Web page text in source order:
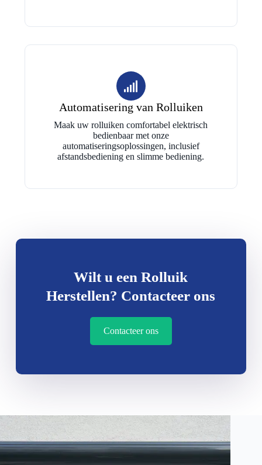
Automatisering van Rolluiken
Maak uw rolluiken comfortabel elektrisch
bedienbaar met onze
automatiseringsoplossingen, inclusief
afstandsbediening en slimme bediening.
Wilt u een Rolluik
Herstellen? Contacteer ons
Contacteer ons